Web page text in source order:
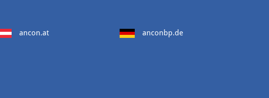
ancon.at anconbp.de